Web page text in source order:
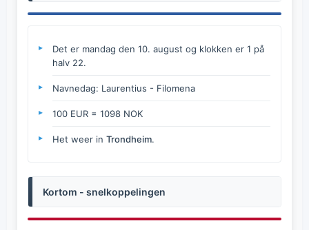
Det er mandag den 10. august og klokken er 1 på
halv 22.
Navnedag: Laurentius - Filomena
100 EUR = 1098 NOK
Het weer in Trondheim.
Kortom - snelkoppelingen